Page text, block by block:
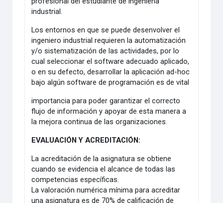
industrial.
Los entornos en que se puede desenvolver el
ingeniero industrial requieren la automatización
y/o sistematización de las actividades, por lo
cual seleccionar el software adecuado aplicado,
o en su defecto, desarrollar la aplicación ad-hoc
bajo algún software de programación es de vital
importancia para poder garantizar el correcto
flujo de información y apoyar de esta manera a
la mejora continua de las organizaciones.
EVALUACIÓN Y ACREDITACIÓN:
La acreditación de la asignatura se obtiene
cuando se evidencia el alcance de todas las
competencias específicas.
La valoración numérica mínima para acreditar
una asignatura es de 70% de calificación de